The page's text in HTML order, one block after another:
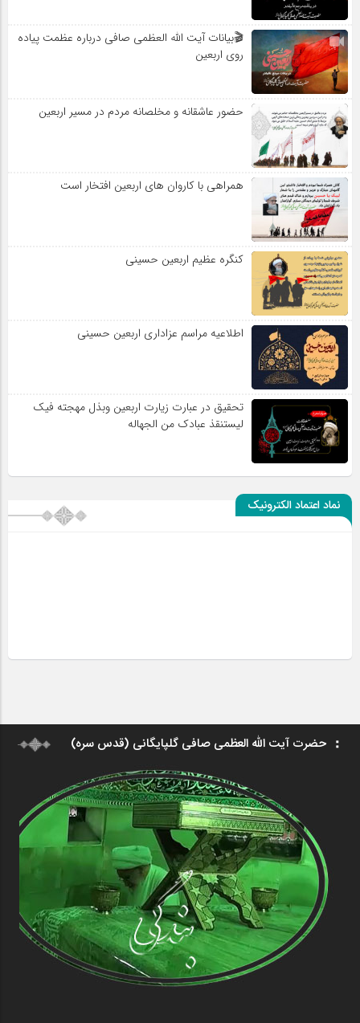
🎬بیانات آیت الله العظمی صافی درباره عظمت پیاده
روی اربعین
حضور عاشقانه و مخلصانه مردم در مسیر اربعین
همراهی با کاروان های اربعین افتخار است
کنگره عظیم اربعین حسینی
اطلاعیه مراسم عزاداری اربعین حسینی
تحقیق در عبارت زیارت اربعین وبذل مهجته فیک
لیستنقذ عبادک من الجهاله
نماد اعتماد الکترونیک
حضرت آیت الله العظمی صافی گلپایگانی (قدس سره)